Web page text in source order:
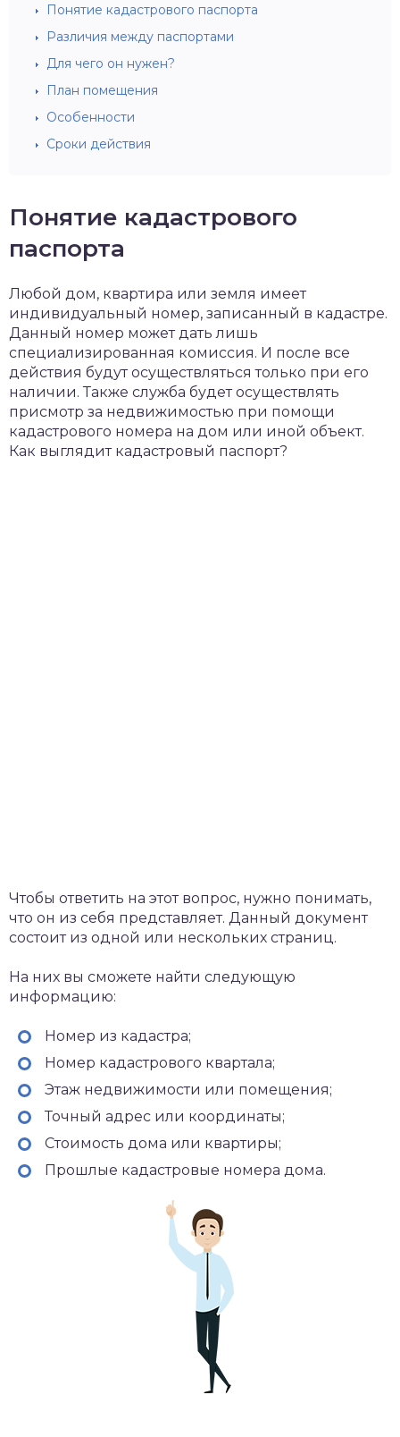
Понятие кадастрового паспорта
Различия между паспортами
Для чего он нужен?
План помещения
Особенности
Сроки действия
Понятие кадастрового
паспорта
Любой дом, квартира или земля имеет
индивидуальный номер, записанный в кадастре.
Данный номер может дать лишь
специализированная комиссия. И после все
действия будут осуществляться только при его
наличии. Также служба будет осуществлять
присмотр за недвижимостью при помощи
кадастрового номера на дом или иной объект.
Как выглядит кадастровый паспорт?
Чтобы ответить на этот вопрос, нужно понимать,
что он из себя представляет. Данный документ
состоит из одной или нескольких страниц.
На них вы сможете найти следующую
информацию:
Номер из кадастра;
Номер кадастрового квартала;
Этаж недвижимости или помещения;
Точный адрес или координаты;
Стоимость дома или квартиры;
Прошлые кадастровые номера дома.